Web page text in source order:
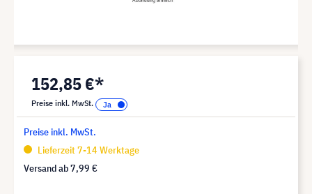
152,85 €*
Preise inkl. MwSt.
Preise inkl. MwSt.
Lieferzeit 7-14 Werktage
Versand ab7,99 €